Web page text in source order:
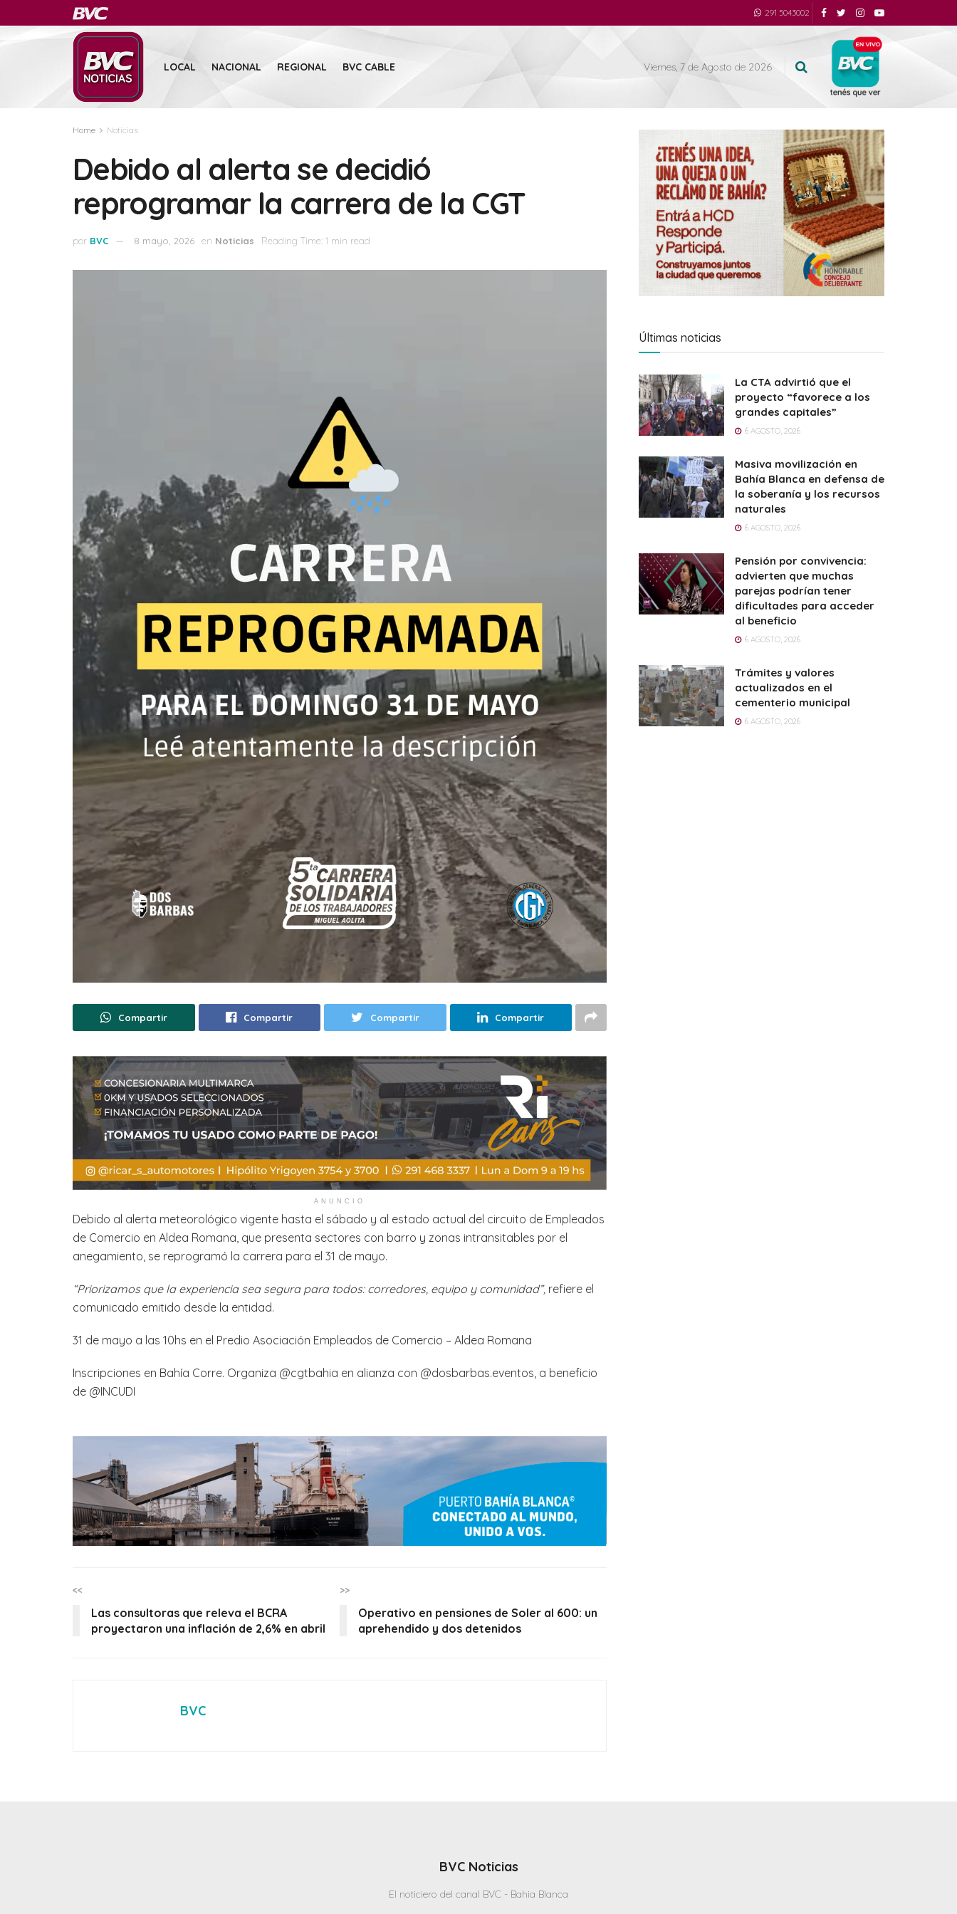
291 5043002
LOCAL NACIONAL REGIONAL BVC CABLE Viernes, 7 de Agosto de 2026
Home Noticias
Debido al alerta se decidió
reprogramar la carrera de la CGT
por BVC 8 mayo, 2026 en Noticias Reading Time: 1 min read
Compartir Compartir Compartir Compartir
ANUNCIO
Debido al alerta meteorológico vigente hasta el sábado y al estado actual del circuito de Empleados
de Comercio en Aldea Romana, que presenta sectores con barro y zonas intransitables por el
anegamiento, se reprogramó la carrera para el 31 de mayo.
“Priorizamos que la experiencia sea segura para todos: corredores, equipo y comunidad”, refiere el
comunicado emitido desde la entidad.
31 de mayo a las 10hs en el Predio Asociación Empleados de Comercio – Aldea Romana
Inscripciones en Bahía Corre. Organiza @cgtbahia en alianza con @dosbarbas.eventos, a beneficio
de @INCUDI
<<
Las consultoras que releva el BCRA
proyectaron una inflación de 2,6% en abril
>>
Operativo en pensiones de Soler al 600: un
aprehendido y dos detenidos
BVC
Últimas noticias
La CTA advirtió que el
proyecto “favorece a los
grandes capitales”
6 AGOSTO, 2026
Masiva movilización en
Bahía Blanca en defensa de
la soberanía y los recursos
naturales
6 AGOSTO, 2026
Pensión por convivencia:
advierten que muchas
parejas podrían tener
dificultades para acceder
al beneficio
6 AGOSTO, 2026
Trámites y valores
actualizados en el
cementerio municipal
6 AGOSTO, 2026
BVC Noticias
El noticiero del canal BVC - Bahia Blanca